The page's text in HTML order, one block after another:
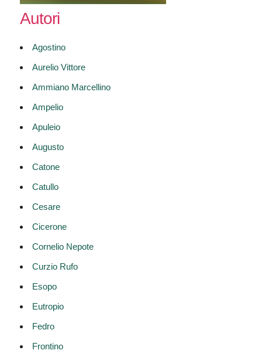
Autori
Agostino
Aurelio Vittore
Ammiano Marcellino
Ampelio
Apuleio
Augusto
Catone
Catullo
Cesare
Cicerone
Cornelio Nepote
Curzio Rufo
Esopo
Eutropio
Fedro
Frontino